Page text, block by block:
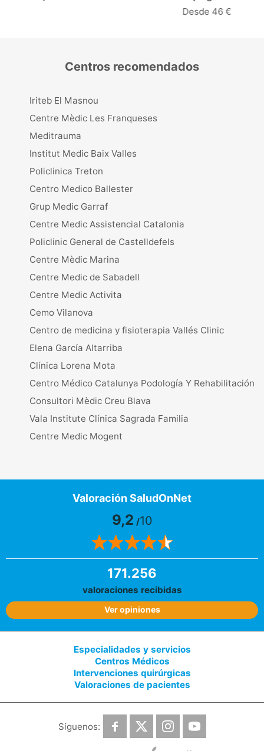
Centros recomendados
Iriteb El Masnou
Centre Mèdic Les Franqueses
Meditrauma
Institut Medic Baix Valles
Policlinica Treton
Centro Medico Ballester
Grup Medic Garraf
Centre Medic Assistencial Catalonia
Policlinic General de Castelldefels
Centre Mèdic Marina
Centre Medic de Sabadell
Centre Medic Activita
Cemo Vilanova
Centro de medicina y fisioterapia Vallés Clinic
Elena García Altarriba
Clínica Lorena Mota
Centro Médico Catalunya Podología Y Rehabilitación
Consultori Mèdic Creu Blava
Vala Institute Clínica Sagrada Familia
Centre Medic Mogent
Valoración SaludOnNet
9,2 /10
171.256
valoraciones recibidas
Ver opiniones
Especialidades y servicios
Centros Médicos
Intervenciones quirúrgicas
Valoraciones de pacientes
Síguenos: